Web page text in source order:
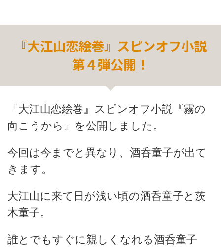
『大江山恋絵巻』スピンオフ小説
第４弾公開！
『大江山恋絵巻』スピンオフ小説『霧の
向こうから』を公開しました。
今回は今までと異なり、酒呑童子が出て
きます。
大江山に来て日が浅い頃の酒呑童子と茨
木童子。
誰とでもすぐに親しくなれる酒呑童子